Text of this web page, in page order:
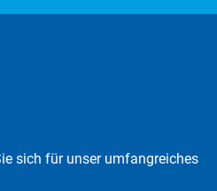
sich für unser umfangreiches